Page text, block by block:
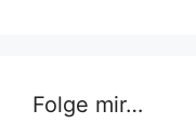
Folge mir…